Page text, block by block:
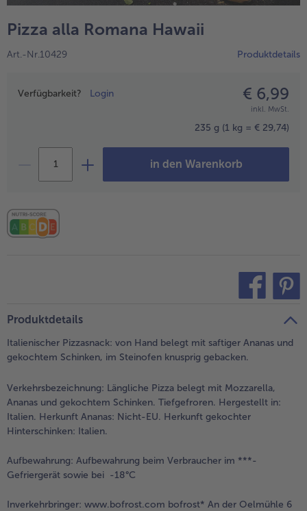
alle Obst
alle Süße Vielfalt
Confiserie & Feinkost
alle Küchenhelfer
Pizza alla Romana Hawaii
Art.-Nr.10429 Produktdetails
Preisangabe
Verfügbarkeit? Login € 6,99
inkl. MwSt.
235 g (1 kg = € 29,74)
in den Warenkorb
Produktdetails
Italienischer Pizzasnack: von Hand belegt mit saftiger Ananas und
gekochtem Schinken, im Steinofen knusprig gebacken.
Verkehrsbezeichnung: Längliche Pizza belegt mit Mozzarella,
Ananas und gekochtem Schinken. Tiefgefroren. Hergestellt in:
Italien. Herkunft Ananas: Nicht-EU. Herkunft gekochter
Hinterschinken: Italien.
Aufbewahrung: Aufbewahrung beim Verbraucher im ***-
Gefriergerät sowie bei -18°C
Inverkehrbringer: www.bofrost.com bofrost* An der Oelmühle 6